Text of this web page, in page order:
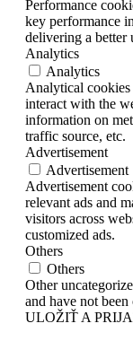
Performance
key performance
delivering a better
Analytics
Analytics
Analytical cookies
interact with the
information on
traffic source, etc.
Advertisement
Advertisement
Advertisement
relevant ads and
visitors across
customized ads.
Others
Others
Other
and have not
ULOŽIŤ A